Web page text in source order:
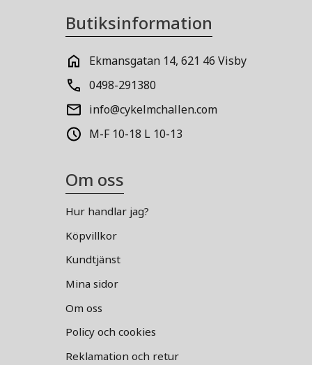
Butiksinformation
Ekmansgatan 14, 621 46 Visby
0498-291380
info@cykelmchallen.com
M-F 10-18 L 10-13
Om oss
Hur handlar jag?
Köpvillkor
Kundtjänst
Mina sidor
Om oss
Policy och cookies
Reklamation och retur